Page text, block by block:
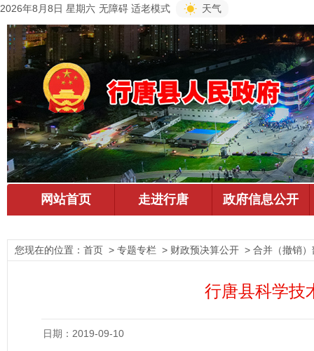
2026年8月8日 星期六 无障碍 适老模式 天气
您现在的位置： 首页 > 专题专栏 > 财政预决算公开 > 合并（撤销
行唐县科学技
日期：2019-09-10